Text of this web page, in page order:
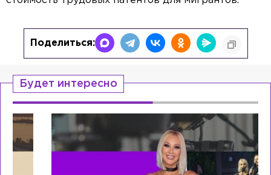
Поделиться:
Будет интересно